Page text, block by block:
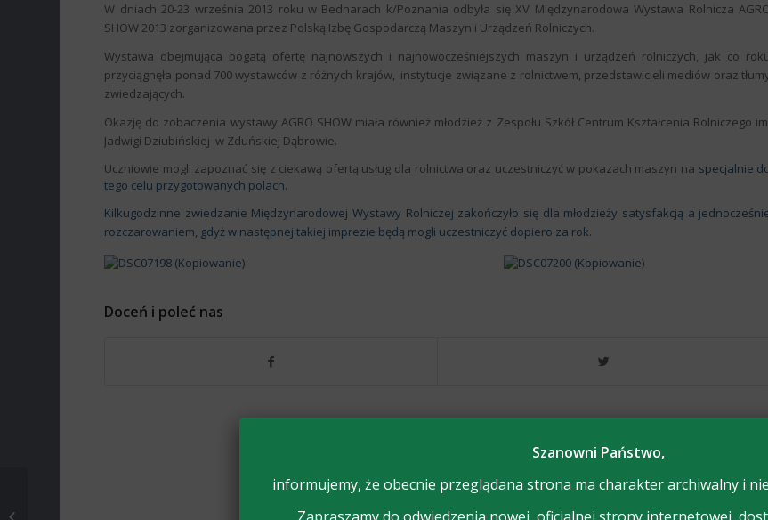
W dniach 20-23 września 2013 roku w Bednarach k/Poznania odbyła się XV Międzynarodowa Wystawa Rolnicza
SHOW 2013 zorganizowana przez Polską Izbę Gospodarczą Maszyn i Urządzeń Rolniczych.
Wystawa obejmująca bogatą ofertę najnowszych i najnowocześniejszych maszyn i urządzeń rolniczych, jak co
przyciągnęła ponad 700 wystawców z różnych krajów, instytucje związane z rolnictwem, przedstawicieli mediów oraz
zwiedzających.
Okazję do zobaczenia wystawy AGRO SHOW miała również młodzież z Zespołu Szkół Centrum Kształcenia Rolniczego
Jadwigi Dziubińskiej w Zduńskiej Dąbrowie.
Uczniowie mogli zapoznać się z ciekawą ofertą usług dla rolnictwa oraz uczestniczyć w pokazach maszyn na specjalnie
tego celu przygotowanych polach.
Kilkugodzinne zwiedzanie Międzynarodowej Wystawy Rolniczej zakończyło się dla młodzieży satysfakcją a
rozczarowaniem, gdyż w następnej takiej imprezie będą mogli uczestniczyć dopiero za rok.
Doceń i poleć nas
Szanowni Państwo,
informujemy, że obecnie przeglądana strona ma charakter archiwalny i
Zapraszamy do odwiedzenia nowej, oficjalnej strony internetowej,